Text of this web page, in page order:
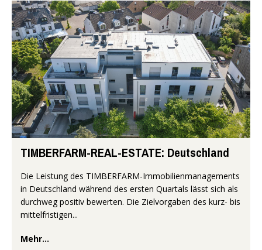
TIMBERFARM-REAL-ESTATE: Deutschland
Die Leistung des TIMBERFARM-Immobilienmanagements
in Deutschland während des ersten Quartals lässt sich als
durchweg positiv bewerten. Die Zielvorgaben des kurz- bis
mittelfristigen...
Mehr...